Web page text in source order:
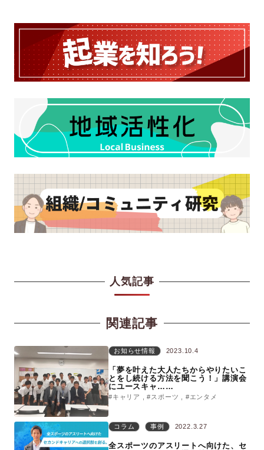
人気記事
関連記事
お知らせ情報 2023.10.4
「夢を叶えた大人たちからやりたいこ
とをし続ける方法を聞こう！」講演会
にユースキャ……
#キャリア #スポーツ #エンタメ
コラム 事例 2022.3.27
全スポーツのアスリートへ向けた、セ